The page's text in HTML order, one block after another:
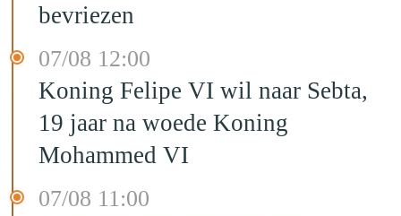
bevriezen
07/08 12:00
Koning Felipe VI wil naar Sebta,
19 jaar na woede Koning
Mohammed VI
07/08 11:00